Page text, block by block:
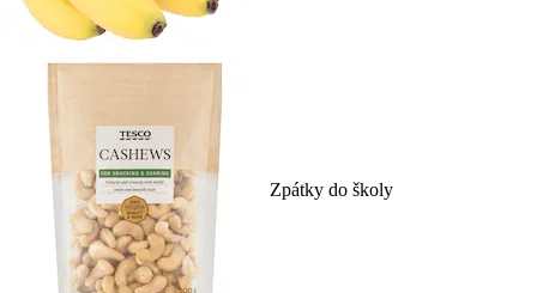
Zpátky do školy